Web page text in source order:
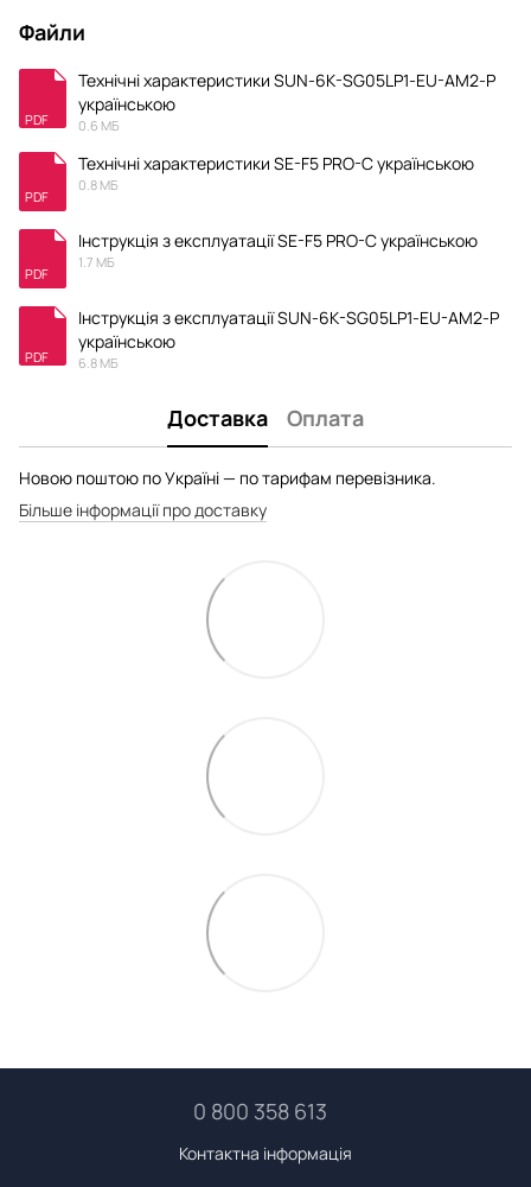
Файли
PDF
Технічні характеристики SUN-6K-SG05LP1-EU-AM2-P
українською
0.6 МБ
PDF
Технічні характеристики SE-F5 PRO-C українською
0.8 МБ
PDF
Інструкція з експлуатації SE-F5 PRO-C українською
1.7 МБ
PDF
Інструкція з експлуатації SUN-6K-SG05LP1-EU-AM2-P
українською
6.8 МБ
Доставка Оплата
Новою поштою по Україні — по тарифам перевізника.
Більше інформації про доставку
0 800 358 613
Контактна інформація